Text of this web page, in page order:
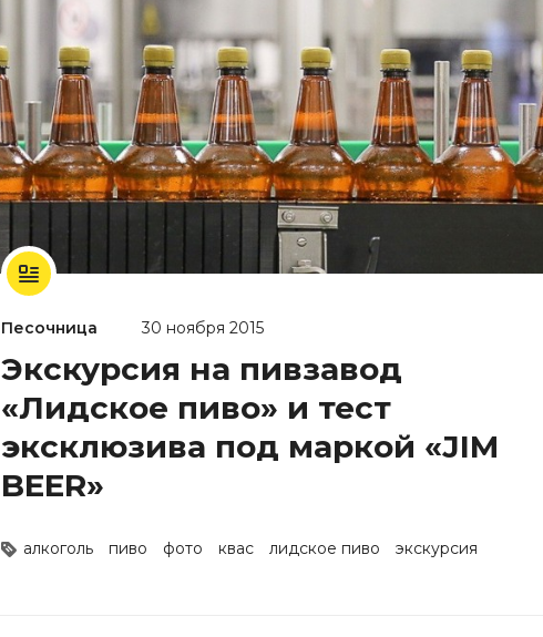
Песочница 30 ноября 2015
Экскурсия на пивзавод
«Лидское пиво» и тест
эксклюзива под маркой «JIM
BEER»
алкоголь пиво фото квас лидское пиво экскурсия